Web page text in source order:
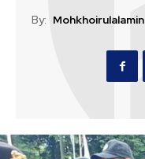
By: Mohkhoirulalamin